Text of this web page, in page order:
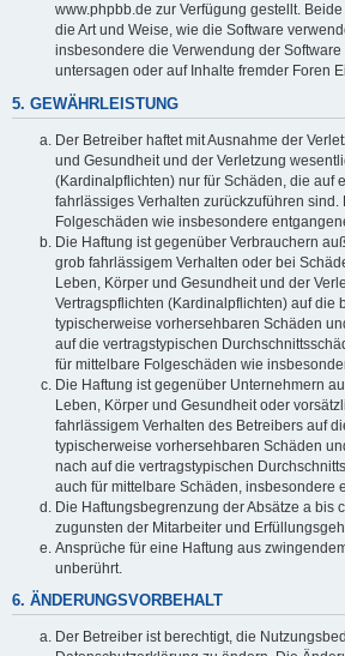
www.phpbb.de zur Verfügung gestellt.
die Art und Weise, wie die Software
insbesondere die Verwendung der
untersagen oder auf Inhalte fremder Foren
5. GEWÄHRLEISTUNG
Der Betreiber haftet mit Ausnahme der
und Gesundheit und der Verletzung
(Kardinalpflichten) nur für Schäden, die auf
fahrlässiges Verhalten zurückzuführen sind.
Folgeschäden wie insbesondere
Die Haftung ist gegenüber Verbrauchern
grob fahrlässigem Verhalten oder bei
Leben, Körper und Gesundheit und der
Vertragspflichten (Kardinalpflichten) auf die
typischerweise vorhersehbaren Schäden
auf die vertragstypischen
für mittelbare Folgeschäden wie
Die Haftung ist gegenüber Unternehmern
Leben, Körper und Gesundheit oder
fahrlässigem Verhalten des Betreibers auf
typischerweise vorhersehbaren Schäden
nach auf die vertragstypischen
auch für mittelbare Schäden, insbesondere
Die Haftungsbegrenzung der Absätze a bis
zugunsten der Mitarbeiter und
Ansprüche für eine Haftung aus
unberührt.
6. ÄNDERUNGSVORBEHALT
Der Betreiber ist berechtigt, die